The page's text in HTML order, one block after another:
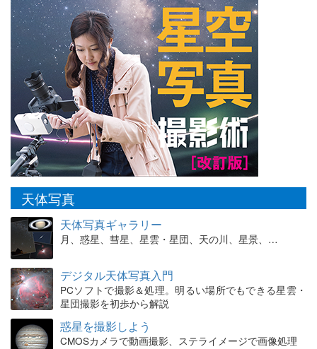
天体写真
天体写真ギャラリー
月、惑星、彗星、星雲・星団、天の川、星景、…
デジタル天体写真入門
PCソフトで撮影＆処理。明るい場所でもできる星雲・
星団撮影を初歩から解説
惑星を撮影しよう
CMOSカメラで動画撮影、ステライメージで画像処理